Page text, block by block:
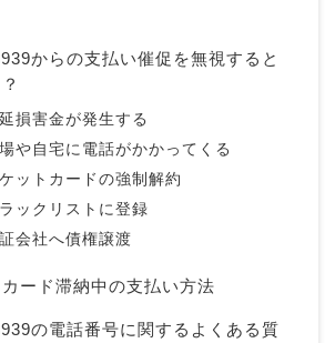
からの支払い催促を無視すると
損害金が発生する
や自宅に電話がかかってくる
ットカードの強制解約
ックリストに登録
会社へ債権譲渡
ード滞納中の支払い方法
の電話番号に関するよくある質